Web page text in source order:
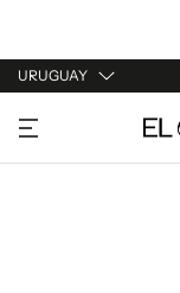
URUGUAY
URUGUAY
ARGENTINA